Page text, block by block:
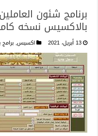
برنامج شئون
بالاكسيس نسخه
13 أبريل، 2021 اكسيس,